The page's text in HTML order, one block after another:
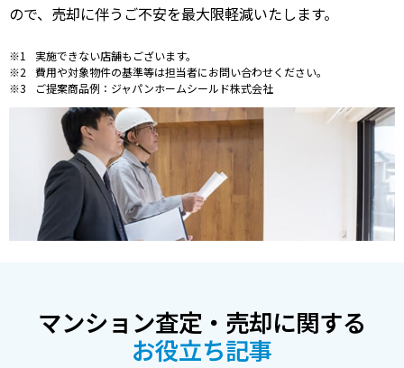
ので、売却に伴うご不安を最大限軽減いたします。
実施できない店舗もございます。
費用や対象物件の基準等は担当者にお問い合わせください。
ご提案商品例：ジャパンホームシールド株式会社
マンション査定・売却に関する
お役立ち記事